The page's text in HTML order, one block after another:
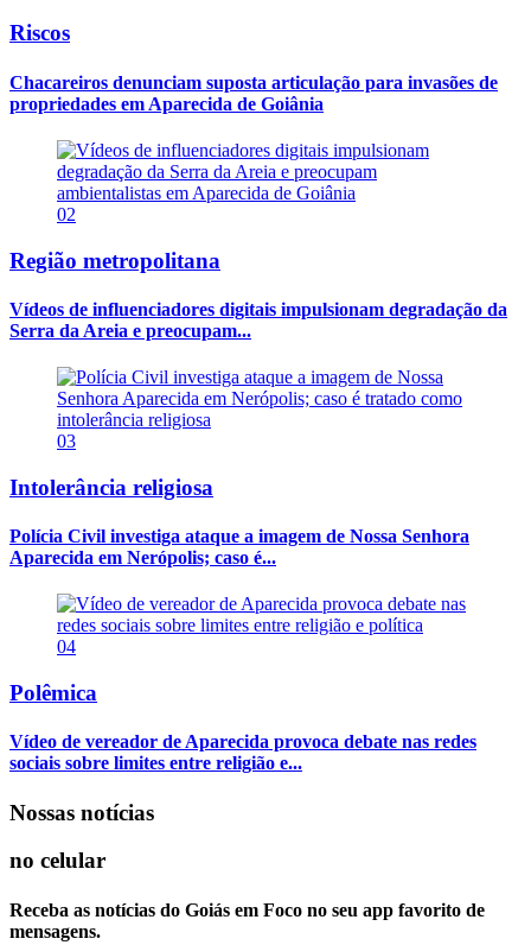
Riscos
Chacareiros denunciam suposta articulação para invasões de
propriedades em Aparecida de Goiânia
02
Região metropolitana
Vídeos de influenciadores digitais impulsionam degradação da
Serra da Areia e preocupam...
03
Intolerância religiosa
Polícia Civil investiga ataque a imagem de Nossa Senhora
Aparecida em Nerópolis; caso é...
04
Polêmica
Vídeo de vereador de Aparecida provoca debate nas redes
sociais sobre limites entre religião e...
Nossas notícias
no celular
Receba as notícias do Goiás em Foco no seu app favorito de
mensagens.